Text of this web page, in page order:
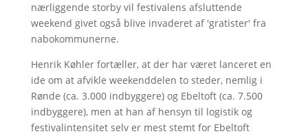
nærliggende storby vil festivalens afsluttende
weekend givet også blive invaderet af 'gratister' fra
nabokommunerne.
Henrik Køhler fortæller, at der har været lanceret en
ide om at afvikle weekenddelen to steder, nemlig i
Rønde (ca. 3.000 indbyggere) og Ebeltoft (ca. 7.500
indbyggere), men at han af hensyn til logistik og
festivalintensitet selv er mest stemt for Ebeltoft